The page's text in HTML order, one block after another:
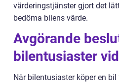
värderingstjänster gjort det
bedöma bilens värde.
Avgörande
bilentusiaster
När bilentusiaster köper en